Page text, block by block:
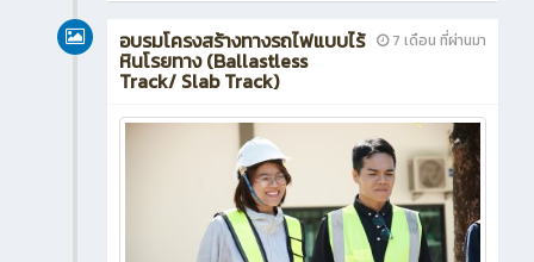
7 เดือน ที่ผ่านมา
อบรมโครงสร้างทางรถไฟแบบไร้
หินโรยทาง (Ballastless
Track/ Slab Track)